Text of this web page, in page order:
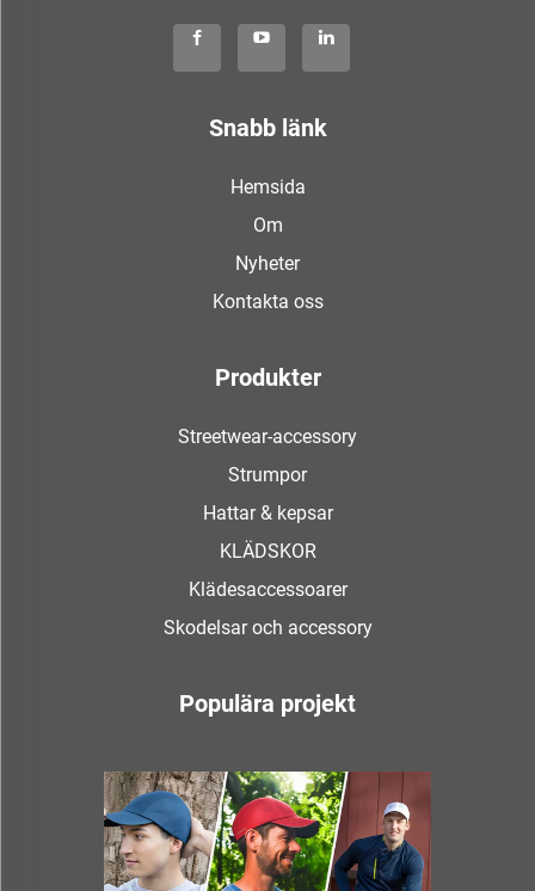
Snabb länk
Hemsida
Om
Nyheter
Kontakta oss
Produkter
Streetwear-accessory
Strumpor
Hattar & kepsar
KLÄDSKOR
Klädesaccessoarer
Skodelsar och accessory
Populära projekt